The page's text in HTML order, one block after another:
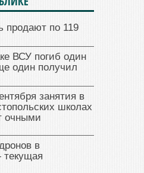
продают по 119
ВСУ погиб один
один получил
занятия в
школах
очными
в